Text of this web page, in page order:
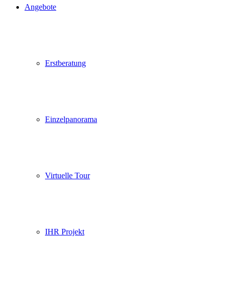
Angebote
Erstberatung
Einzelpanorama
Virtuelle Tour
IHR Projekt